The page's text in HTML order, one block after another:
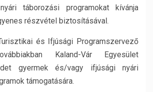
táborozási programokat kívánja
részvétel biztosításával.
és Ifjúsági Programszervező
Kaland-Vár Egyesület
gyermek és/vagy ifjúsági nyári
támogatására.